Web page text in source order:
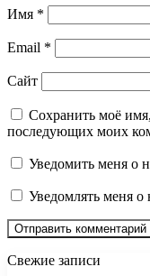
Имя *
Email *
Сайт
Сохранить моё
последующих моих
Уведомить меня о
Уведомлять меня о
Свежие записи